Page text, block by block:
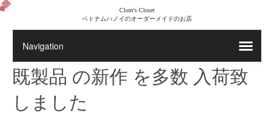
Clom's Closet
ベトナムハノイのオーダーメイドのお店
既製品 の新作 を多数 入荷致
しました